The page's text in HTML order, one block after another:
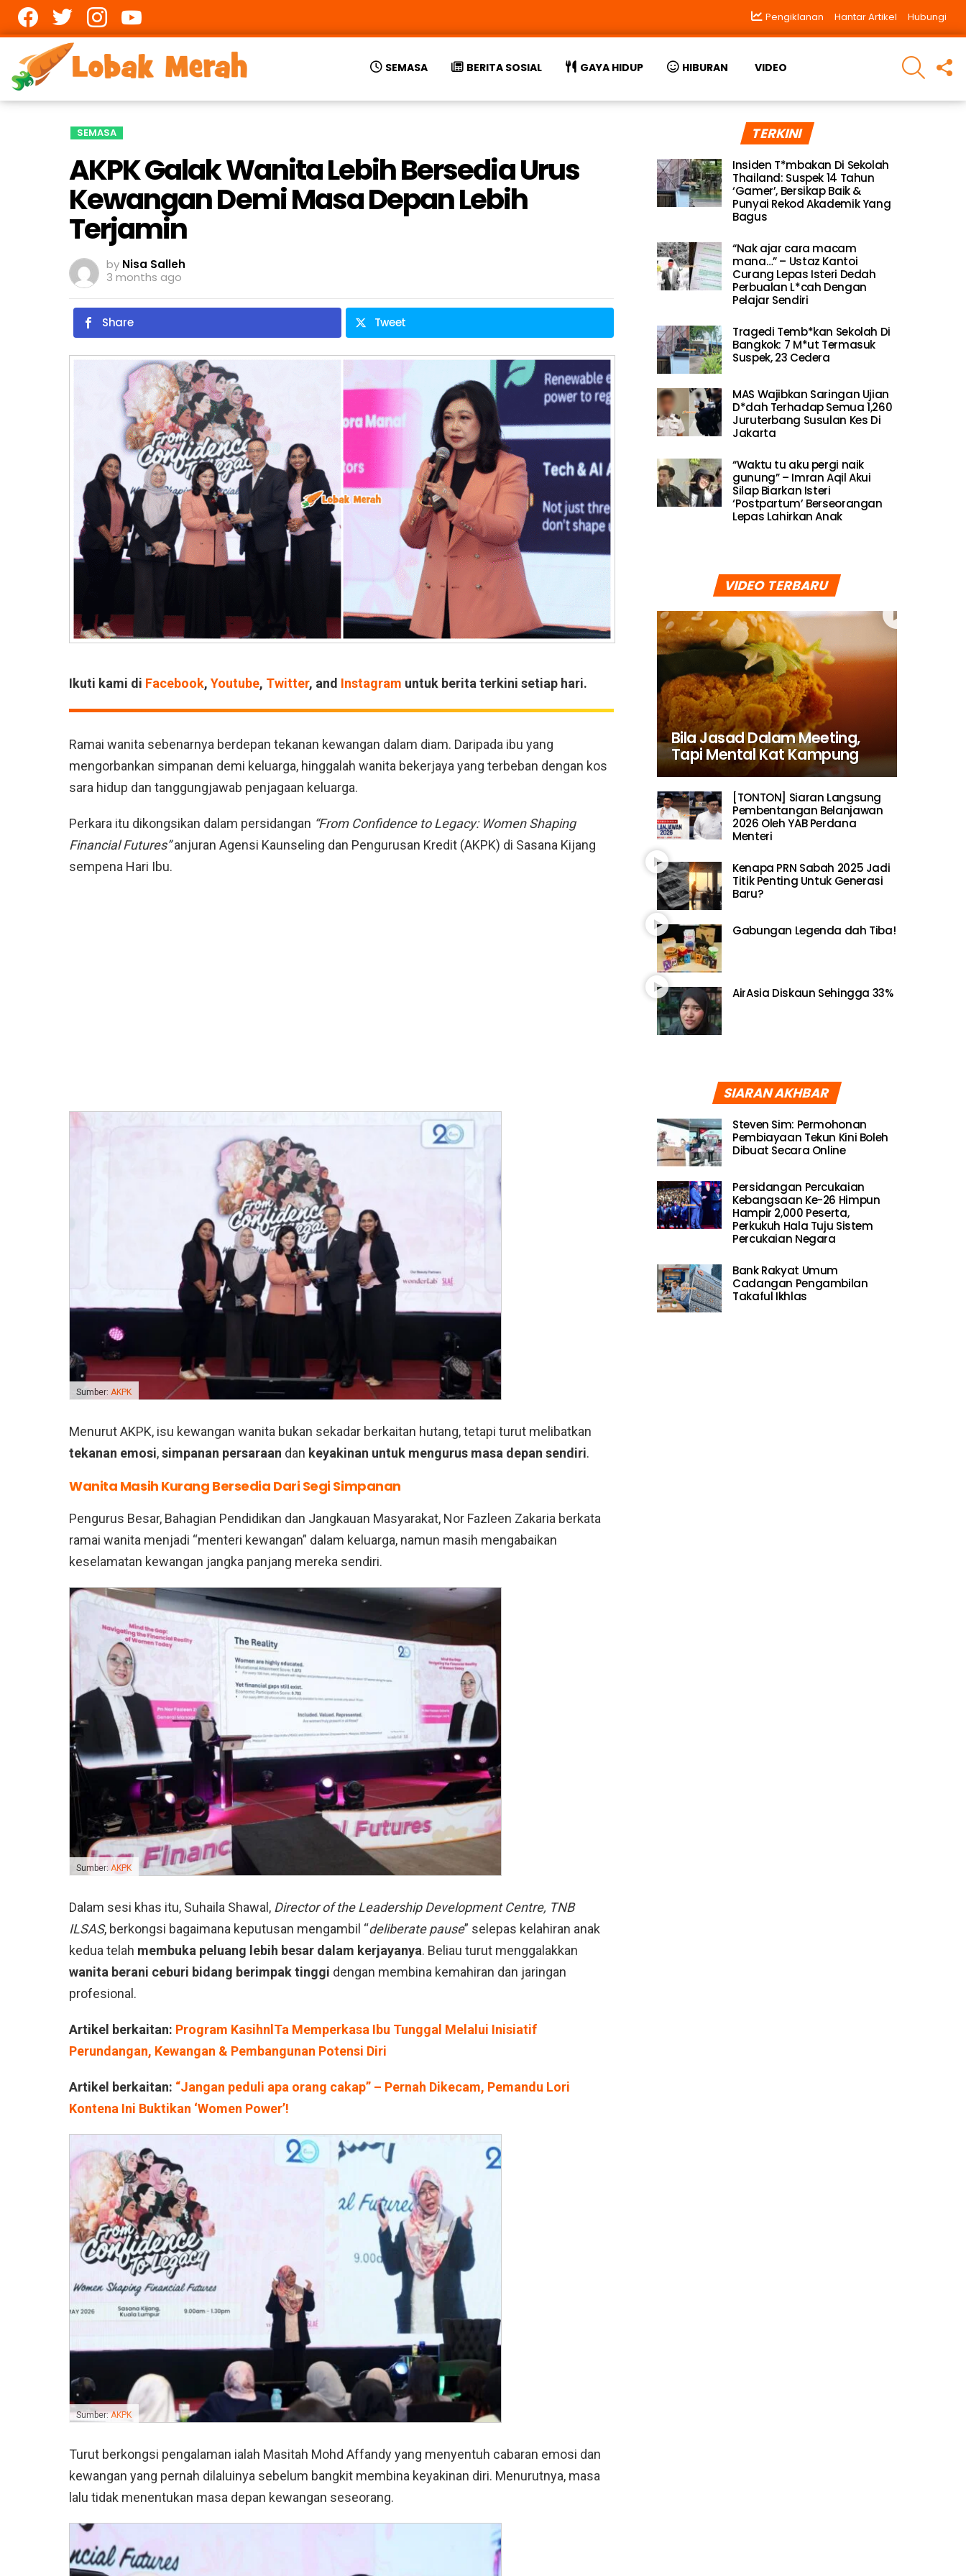
Pengiklanan Hantar Artikel Hubungi
SEMASA BERITA SOSIAL GAYA HIDUP HIBURAN VIDEO
SEARCH
SEMASA
AKPK Galak Wanita Lebih Bersedia Urus
Kewangan Demi Masa Depan Lebih
Terjamin
by Nisa Salleh
3 months ago
Share Tweet
Ikuti kami di Facebook, Youtube, Twitter, and Instagram untuk berita terkini setiap hari.
Ramai wanita sebenarnya berdepan tekanan kewangan dalam diam. Daripada ibu yang
mengorbankan simpanan demi keluarga, hinggalah wanita bekerjaya yang terbeban dengan kos
sara hidup dan tanggungjawab penjagaan keluarga.
Perkara itu dikongsikan dalam persidangan “From Confidence to Legacy: Women Shaping
Financial Futures”anjuran Agensi Kaunseling dan Pengurusan Kredit (AKPK) di Sasana Kijang
sempena Hari Ibu.
Sumber: AKPK
Menurut AKPK, isu kewangan wanita bukan sekadar berkaitan hutang, tetapi turut melibatkan
tekanan emosi,simpanan persaraan dan keyakinan untuk mengurus masa depan sendiri.
Wanita Masih Kurang Bersedia Dari Segi Simpanan
Pengurus Besar, Bahagian Pendidikan dan Jangkauan Masyarakat, Nor Fazleen Zakaria berkata
ramai wanita menjadi “menteri kewangan” dalam keluarga, namun masih mengabaikan
keselamatan kewangan jangka panjang mereka sendiri.
Sumber: AKPK
Dalam sesi khas itu, Suhaila Shawal, Director of the Leadership Development Centre, TNB
ILSAS, berkongsi bagaimana keputusan mengambil “deliberate pause” selepas kelahiran anak
kedua telah membuka peluang lebih besar dalam kerjayanya. Beliau turut menggalakkan
wanita berani ceburi bidang berimpak tinggi dengan membina kemahiran dan jaringan
profesional.
Artikel berkaitan: Program KasihnlTa Memperkasa Ibu Tunggal Melalui Inisiatif
Perundangan, Kewangan & Pembangunan Potensi Diri
Artikel berkaitan: “Jangan peduli apa orang cakap” – Pernah Dikecam, Pemandu Lori
Kontena Ini Buktikan ‘Women Power’!
Sumber:AKPK
Turut berkongsi pengalaman ialah Masitah Mohd Affandy yang menyentuh cabaran emosi dan
kewangan yang pernah dilaluinya sebelum bangkit membina keyakinan diri. Menurutnya, masa
lalu tidak menentukan masa depan kewangan seseorang.
TERKINI
Insiden T*mbakan Di Sekolah
Thailand: Suspek 14 Tahun
‘Gamer’, Bersikap Baik &
Punyai Rekod Akademik Yang
Bagus
“Nak ajar cara macam
mana…” – Ustaz Kantoi
Curang Lepas Isteri Dedah
Perbualan L*cah Dengan
Pelajar Sendiri
Tragedi Temb*kan Sekolah Di
Bangkok: 7 M*ut Termasuk
Suspek, 23 Cedera
MAS Wajibkan Saringan Ujian
D*dah Terhadap Semua 1,260
Juruterbang Susulan Kes Di
Jakarta
“Waktu tu aku pergi naik
gunung” – Imran Aqil Akui
Silap Biarkan Isteri
‘Postpartum’ Berseorangan
Lepas Lahirkan Anak
VIDEO TERBARU
Bila Jasad Dalam Meeting,
Tapi Mental Kat Kampung
[TONTON] Siaran Langsung
Pembentangan Belanjawan
2026 Oleh YAB Perdana
Menteri
Kenapa PRN Sabah 2025 Jadi
Titik Penting Untuk Generasi
Baru?
Gabungan Legenda dah Tiba!
AirAsia Diskaun Sehingga 33%
SIARAN AKHBAR
Steven Sim: Permohonan
Pembiayaan Tekun Kini Boleh
Dibuat Secara Online
Persidangan Percukaian
Kebangsaan Ke-26 Himpun
Hampir 2,000 Peserta,
Perkukuh Hala Tuju Sistem
Percukaian Negara
Bank Rakyat Umum
Cadangan Pengambilan
Takaful Ikhlas